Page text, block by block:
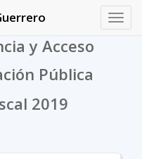
y Acceso
Pública
2019